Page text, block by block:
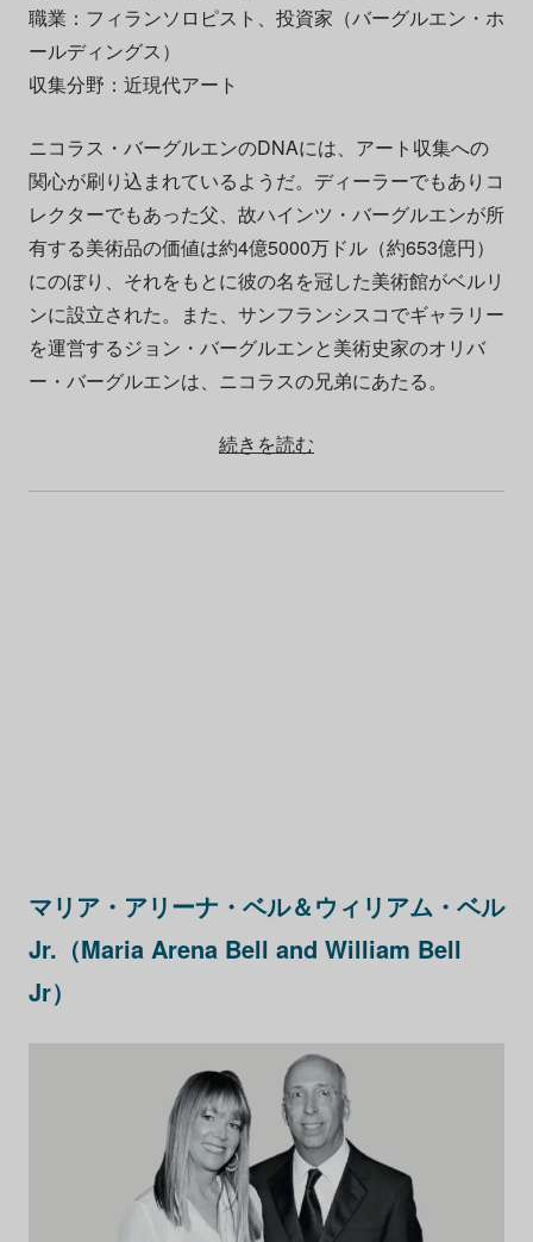
職業：フィランソロピスト、投資家（バーグルエン・ホ
ールディングス）
収集分野：近現代アート
ニコラス・バーグルエンのDNAには、アート収集への
関心が刷り込まれているようだ。ディーラーでもありコ
レクターでもあった父、故ハインツ・バーグルエンが所
有する美術品の価値は約4億5000万ドル（約653億円）
にのぼり、それをもとに彼の名を冠した美術館がベルリ
ンに設立された。また、サンフランシスコでギャラリー
を運営するジョン・バーグルエンと美術史家のオリバ
ー・バーグルエンは、ニコラスの兄弟にあたる。
続きを読む
マリア・アリーナ・ベル＆ウィリアム・ベル
Jr.（Maria Arena Bell and William Bell
Jr）